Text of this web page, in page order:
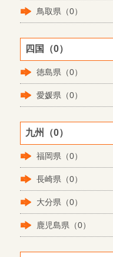
鳥取県（0）
四国（0）
徳島県（0）
愛媛県（0）
九州（0）
福岡県（0）
長崎県（0）
大分県（0）
鹿児島県（0）